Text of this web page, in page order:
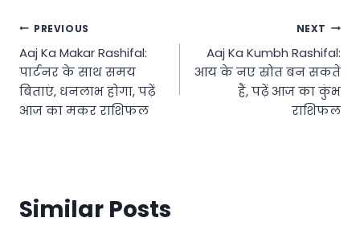
Post
navigation
PREVIOUS
Aaj Ka Makar Rashifal:
पार्टनर के साथ समय
बिताएं, धनलाभ होगा, पढ़ें
आज का मकर राशिफल
NEXT
Aaj Ka Kumbh Rashifal:
आय के नए स्रोत बन सकते
हैं, पढ़ें आज का कुंभ
राशिफल
Similar Posts